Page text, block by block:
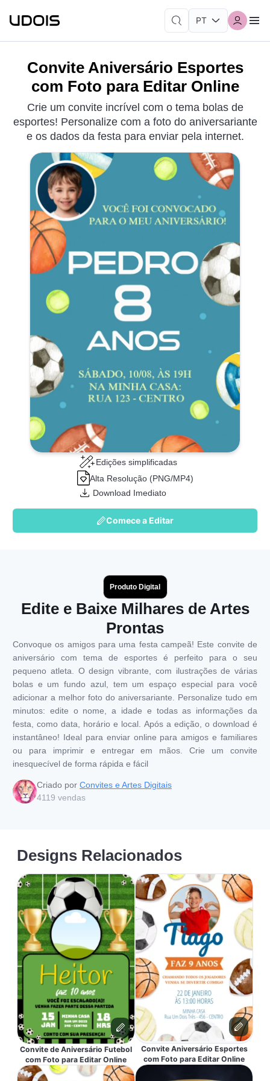
Convite Aniversário Esportes
com Foto para Editar Online
Crie um convite incrível com o tema bolas de
esportes! Personalize com a foto do aniversariante
e os dados da festa para enviar pela internet.
Edições simplificadas
Alta Resolução (PNG/MP4)
Download Imediato
Comece a Editar
Produto Digital
Edite e Baixe Milhares de Artes
Prontas
Convoque os amigos para uma festa campeã! Este convite de
aniversário com tema de esportes é perfeito para o seu
pequeno atleta. O design vibrante, com ilustrações de várias
bolas e um fundo azul, tem um espaço especial para você
adicionar a melhor foto do aniversariante. Personalize tudo em
minutos: edite o nome, a idade e todas as informações da
festa, como data, horário e local. Após a edição, o download é
instantâneo! Ideal para enviar online para amigos e familiares
ou para imprimir e entregar em mãos. Crie um convite
inesquecível de forma rápida e fácil
Criado por Convites e Artes Digitais
4119 vendas
Designs Relacionados
Convite de Aniversário Futebol
com Foto para Editar Online
Convite Aniversário Esportes
com Foto para Editar Online